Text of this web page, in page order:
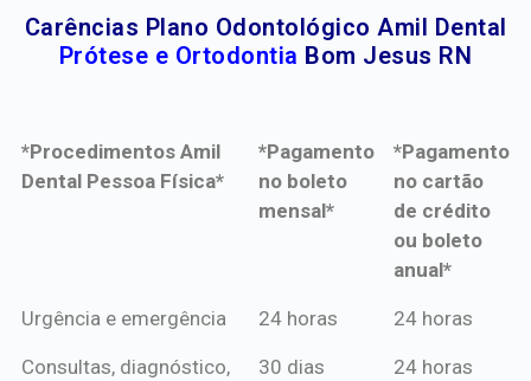
Carências Plano Odontológico Amil Dental
Prótese e Ortodontia Bom Jesus RN
*Procedimentos Amil
Dental Pessoa Física*
*Pagamento
no boleto
mensal*
*Pagamento
no cartão
de crédito
ou boleto
anual*
*Procedimentos Amil
*Pagamento
mensal*
*Pagamento
de crédito
Urgência e emergência 24 horas 24 horas
Consultas, diagnóstico,
30 dias 24 horas